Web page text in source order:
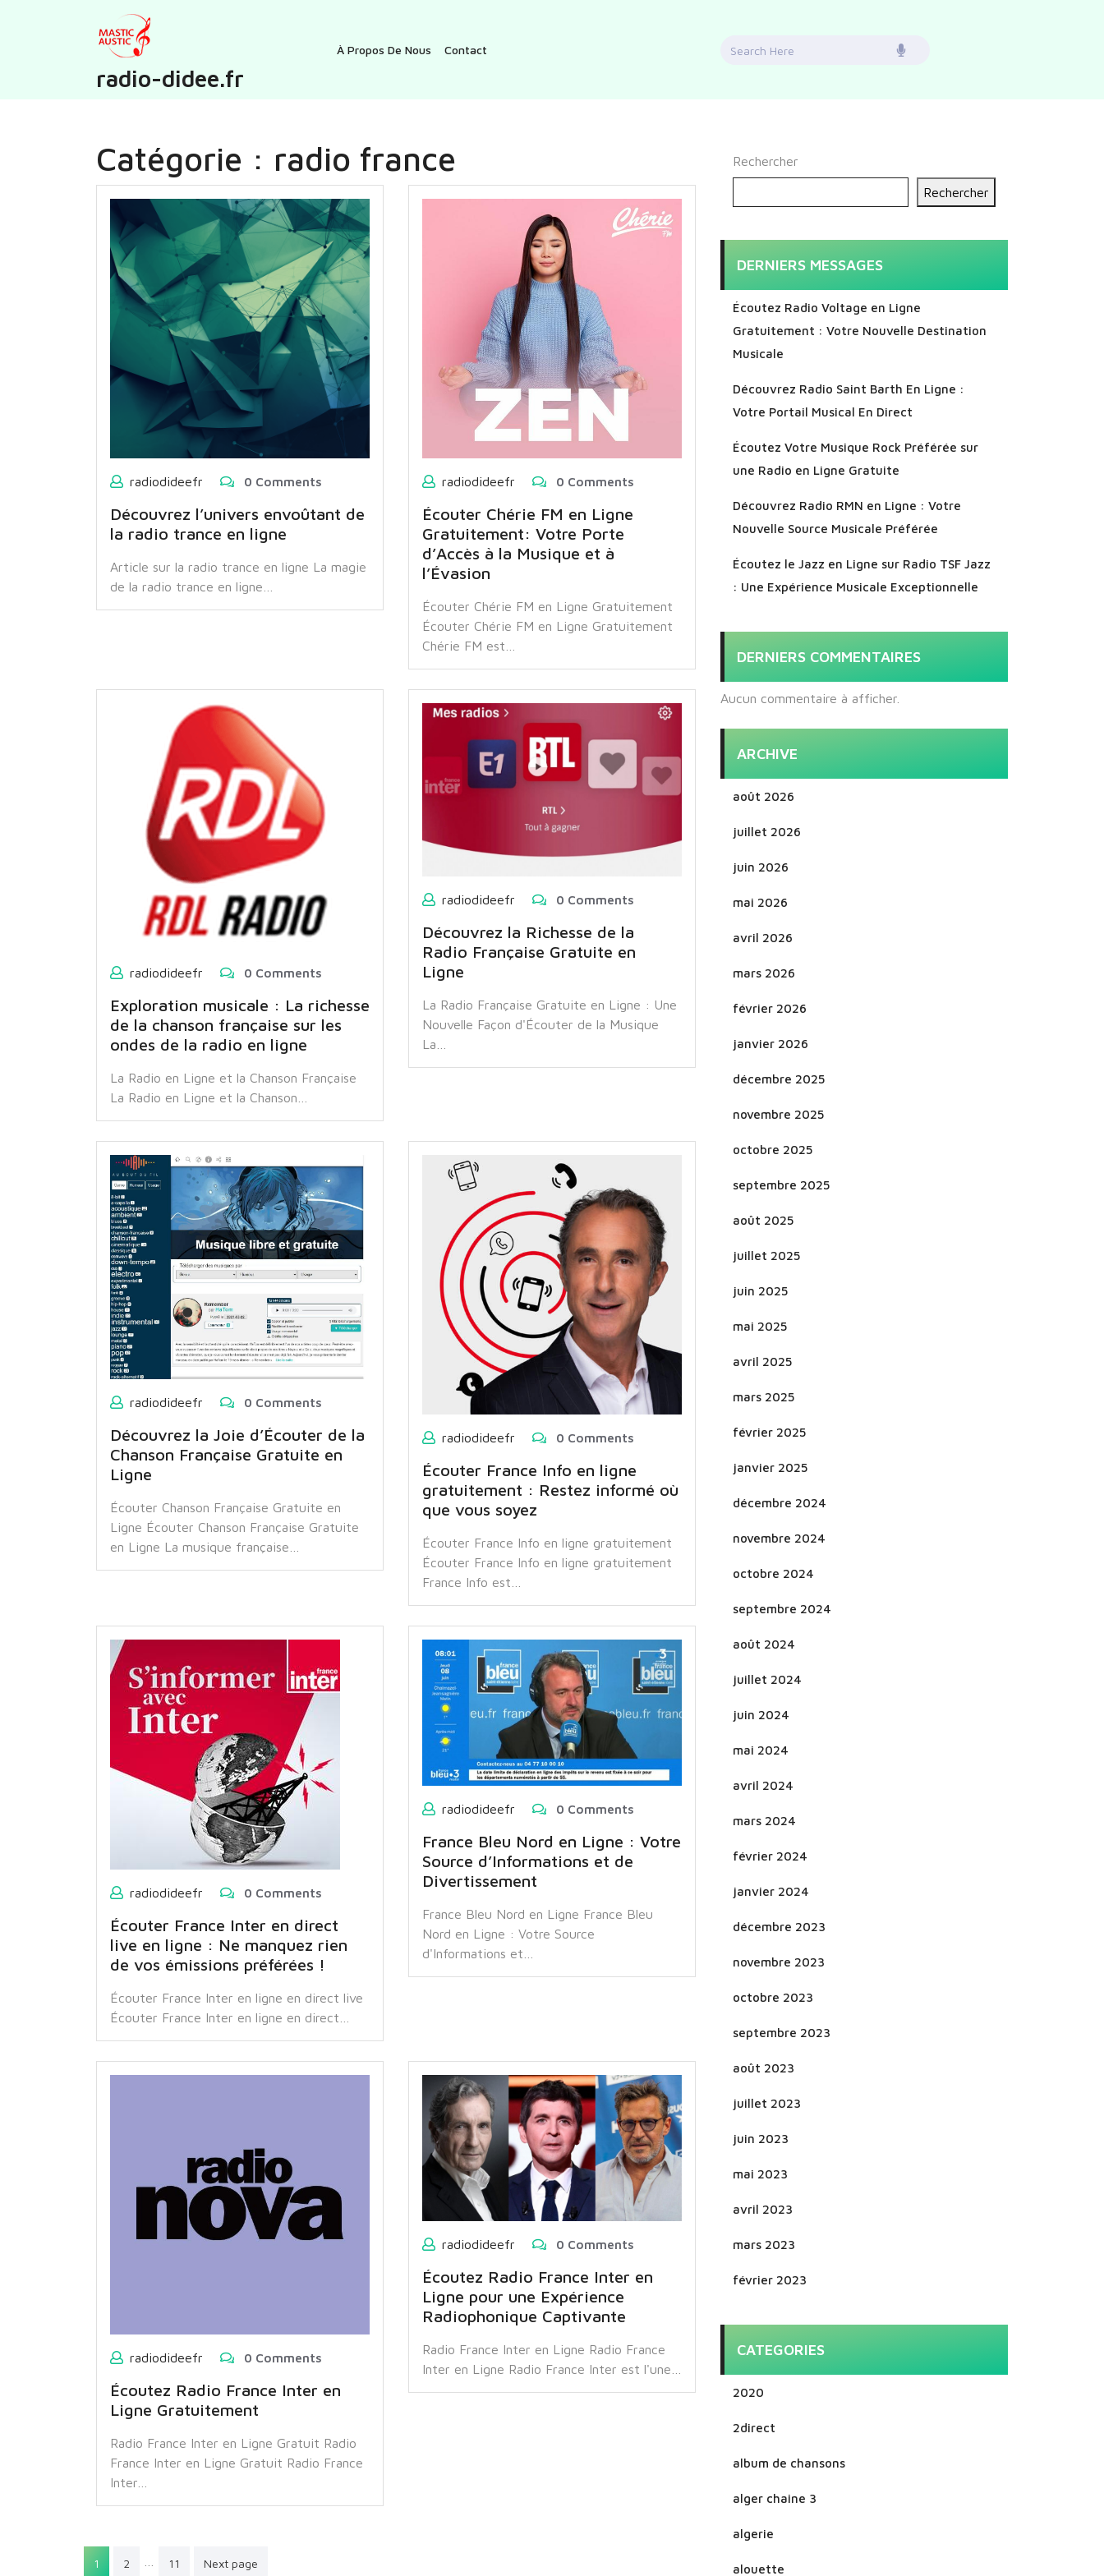
radio-didee.fr
À Propos De Nous Contact
Search
Catégorie : radio france
radiodideefr 0 Comments
Découvrez l’univers envoûtant de
la radio trance en ligne
Article sur la radio trance en ligne La magie
de la radio trance en ligne…
radiodideefr 0 Comments
Écouter Chérie FM en Ligne
Gratuitement: Votre Porte
d’Accès à la Musique et à
l’Évasion
Écouter Chérie FM en Ligne Gratuitement
Écouter Chérie FM en Ligne Gratuitement
Chérie FM est…
radiodideefr 0 Comments
Exploration musicale : La richesse
de la chanson française sur les
ondes de la radio en ligne
La Radio en Ligne et la Chanson Française
La Radio en Ligne et la Chanson…
radiodideefr 0 Comments
Découvrez la Richesse de la
Radio Française Gratuite en
Ligne
La Radio Française Gratuite en Ligne : Une
Nouvelle Façon d'Écouter de la Musique
La…
radiodideefr 0 Comments
Découvrez la Joie d’Écouter de la
Chanson Française Gratuite en
Ligne
Écouter Chanson Française Gratuite en
Ligne Écouter Chanson Française Gratuite
en Ligne La musique française…
radiodideefr 0 Comments
Écouter France Info en ligne
gratuitement : Restez informé où
que vous soyez
Écouter France Info en ligne gratuitement
Écouter France Info en ligne gratuitement
France Info est…
radiodideefr 0 Comments
Écouter France Inter en direct
live en ligne : Ne manquez rien
de vos émissions préférées !
Écouter France Inter en ligne en direct live
Écouter France Inter en ligne en direct…
radiodideefr 0 Comments
France Bleu Nord en Ligne : Votre
Source d’Informations et de
Divertissement
France Bleu Nord en Ligne France Bleu
Nord en Ligne : Votre Source
d'Informations et…
radiodideefr 0 Comments
Écoutez Radio France Inter en
Ligne Gratuitement
Radio France Inter en Ligne Gratuit Radio
France Inter en Ligne Gratuit Radio France
Inter…
radiodideefr 0 Comments
Écoutez Radio France Inter en
Ligne pour une Expérience
Radiophonique Captivante
Radio France Inter en Ligne Radio France
Inter en Ligne Radio France Inter est l'une…
Pagination
1 2 11 Next page
Rechercher
Rechercher
DERNIERS MESSAGES
Écoutez Radio Voltage en Ligne
Gratuitement : Votre Nouvelle Destination
Musicale
Découvrez Radio Saint Barth En Ligne :
Votre Portail Musical En Direct
Écoutez Votre Musique Rock Préférée sur
une Radio en Ligne Gratuite
Découvrez Radio RMN en Ligne : Votre
Nouvelle Source Musicale Préférée
Écoutez le Jazz en Ligne sur Radio TSF Jazz
: Une Expérience Musicale Exceptionnelle
DERNIERS COMMENTAIRES
Aucun commentaire à afficher.
ARCHIVE
août 2026
juillet 2026
juin 2026
mai 2026
avril 2026
mars 2026
février 2026
janvier 2026
décembre 2025
novembre 2025
octobre 2025
septembre 2025
août 2025
juillet 2025
juin 2025
mai 2025
avril 2025
mars 2025
février 2025
janvier 2025
décembre 2024
novembre 2024
octobre 2024
septembre 2024
août 2024
juillet 2024
juin 2024
mai 2024
avril 2024
mars 2024
février 2024
janvier 2024
décembre 2023
novembre 2023
octobre 2023
septembre 2023
août 2023
juillet 2023
juin 2023
mai 2023
avril 2023
mars 2023
février 2023
CATEGORIES
2020
2direct
album de chansons
alger chaine 3
algerie
alouette